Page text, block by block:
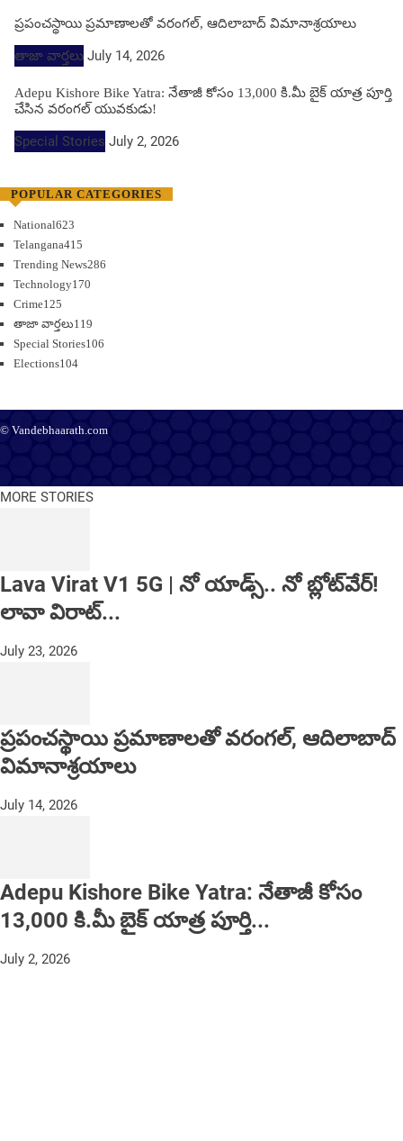
ప్రపంచస్థాయి ప్రమాణాలతో వరంగల్, ఆదిలాబాద్ విమానాశ్రయాలు
తాజా వార్తలు July 14, 2026
Adepu Kishore Bike Yatra: నేతాజీ కోసం 13,000 కి.మీ బైక్ యాత్ర పూర్తి
చేసిన వరంగల్ యువకుడు!
Special Stories July 2, 2026
POPULAR CATEGORIES
National623
Telangana415
Trending News286
Technology170
Crime125
తాజా వార్తలు119
Special Stories106
Elections104
© Vandebhaarath.com
MORE STORIES
Lava Virat V1 5G | నో యాడ్స్.. నో బ్లోట్‌వేర్!
లావా విరాట్...
July 23, 2026
ప్రపంచస్థాయి ప్రమాణాలతో వరంగల్, ఆదిలాబాద్
విమానాశ్రయాలు
July 14, 2026
Adepu Kishore Bike Yatra: నేతాజీ కోసం
13,000 కి.మీ బైక్ యాత్ర పూర్తి...
July 2, 2026